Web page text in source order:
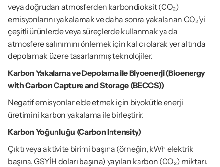
veya doğrudan atmosferden karbondioksit (CO₂)
emisyonlarını yakalamak ve daha sonra yakalanan CO₂'yi
çeşitli ürünlerde veya süreçlerde kullanmak ya da
atmosfere salınımını önlemek için kalıcı olarak yer altında
depolamak üzere tasarlanmış teknolojiler.
Karbon Yakalama ve Depolama ile Biyoenerji (Bioenergy
with Carbon Capture and Storage (BECCS))
Negatif emisyonlar elde etmek için biyokütle enerji
üretimini karbon yakalama ile birleştirir.
Karbon Yoğunluğu (Carbon Intensity)
Çıktı veya aktivite birimi başına (örneğin, kWh elektrik
başına, GSYİH doları başına) yayılan karbon (CO₂) miktarı.